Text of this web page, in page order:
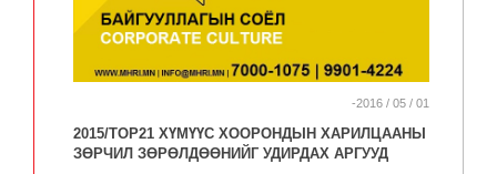
-2016 / 05 / 01
2015/TOP21 ХҮМҮҮС ХООРОНДЫН ХАРИЛЦААНЫ
ЗӨРЧИЛ ЗӨРӨЛДӨӨНИЙГ УДИРДАХ АРГУУД